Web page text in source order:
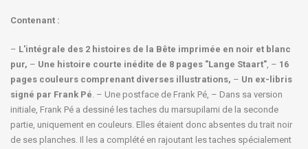
Contenant :
– L'intégrale des 2 histoires de la Bête imprimée en noir et blanc
pur, – Une histoire courte inédite de 8 pages "Lange Staart", – 16
pages couleurs comprenant diverses illustrations, – Un ex-libris
signé par Frank Pé. – Une postface de Frank Pé, – Dans sa version
initiale, Frank Pé a dessiné les taches du marsupilami de la seconde
partie, uniquement en couleurs. Elles étaient donc absentes du trait noir
de ses planches. Il les a complété en rajoutant les taches spécialement